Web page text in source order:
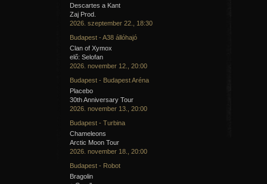
Descartes a Kant
Zaj Prod.
2026. szeptember 22., 18:30
Budapest - A38 állóhajó
Clan of Xymox
elő: Selofan
2026. november 12., 20:00
Budapest - Budapest Aréna
Placebo
30th Anniversary Tour
2026. november 13., 20:00
Budapest - Turbina
Chameleons
Arctic Moon Tour
2026. november 18., 20:00
Budapest - Robot
Bragolin